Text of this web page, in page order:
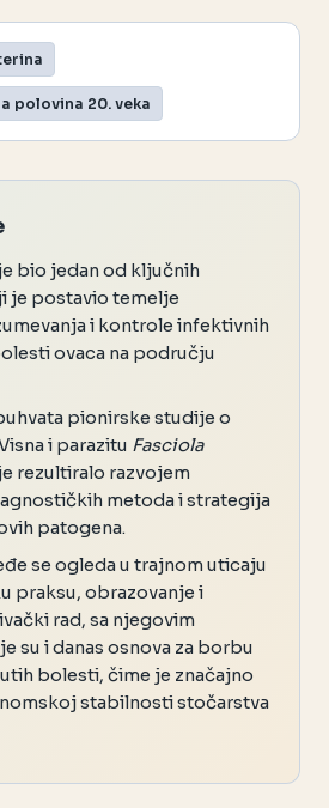
polovina 20. veka
bio jedan od ključnih
je postavio temelje
i kontrole infektivnih
ovaca na području
pionirske studije o
i parazitu Fasciola
rezultiralo razvojem
metoda i strategija
patogena.
se ogleda u trajnom uticaju
praksu, obrazovanje i
rad, sa njegovim
su i danas osnova za borbu
bolesti, čime je značajno
stabilnosti stočarstva